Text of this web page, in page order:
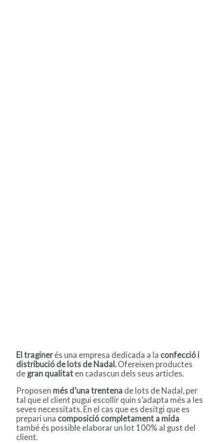
El traginerés una empresa dedicada a la confecció i
distribució de lots de Nadal. Ofereixen productes
de gran qualitat en cadascun dels seus articles.
Proposen més d’una trentena de lots de Nadal, per
tal que el client pugui escollir quin s’adapta més a les
seves necessitats. En el cas que es desitgi que es
prepari una composició completament a mida
també és possible elaborar un lot 100% al gust del
client.